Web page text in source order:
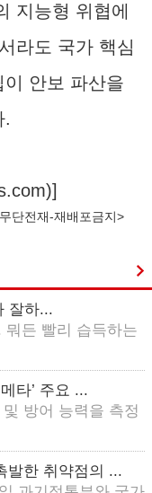
지능형 위협에
라도 국가 핵심
안보 파산을
.
)]
단전재-재배포금지>
잘하...
뭐든 빨리 습득하는
타’ 주요 ...
방어 능력을 측정
발한 취약점의 ...